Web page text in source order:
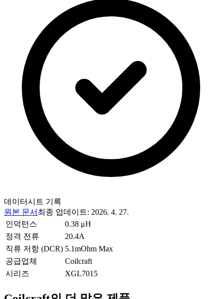
데이터시트 기록
원본 문서 최종 업데이트: 2026. 4. 27.
인덕턴스
0.38 μH
정격 전류
20.4A
직류 저항 (DCR) 5.1mOhm Max
공급업체
Coilcraft
시리즈
XGL7015